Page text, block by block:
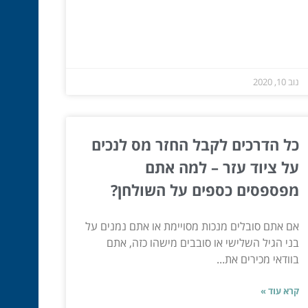
נוב 10, 2020
כל הדרכים לקבל החזר מס לנכים
על ציוד עזר – למה אתם
מפספסים כספים על השולחן?
אם אתם סובלים מנכות מסויימת או אתם נמנים על
בני הגיל השלישי או סובבים מישהו כזה, אתם
בוודאי מכירים את...
קרא עוד »